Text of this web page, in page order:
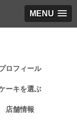
MENU
ロフィール
ーキを選ぶ
店舗情報